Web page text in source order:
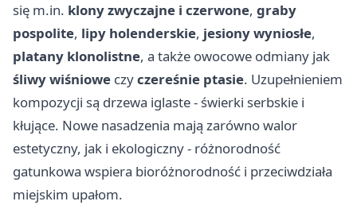
się m.in. klony zwyczajne i czerwone, graby
pospolite, lipy holenderskie, jesiony wyniosłe,
platany klonolistne, a także owocowe odmiany jak
śliwy wiśniowe czyczereśnie ptasie. Uzupełnieniem
kompozycji są drzewa iglaste - świerki serbskie i
kłujące. Nowe nasadzenia mają zarówno walor
estetyczny, jak i ekologiczny - różnorodność
gatunkowa wspiera bioróżnorodność i przeciwdziała
miejskim upałom.